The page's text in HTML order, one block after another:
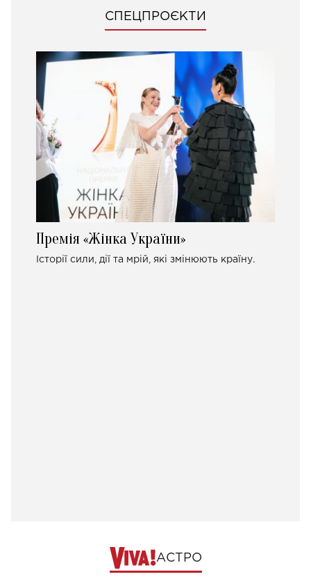
СПЕЦПРОЄКТИ
Премія «Жінка України»
Історії сили, дії та мрій, які змінюють країну.
АСТРО